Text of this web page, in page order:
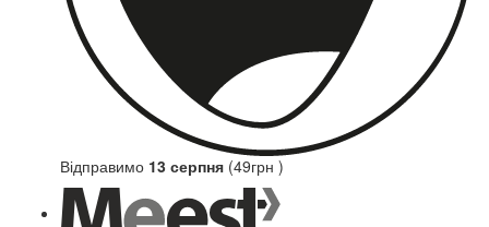
Відправимо 13 серпня (49грн )